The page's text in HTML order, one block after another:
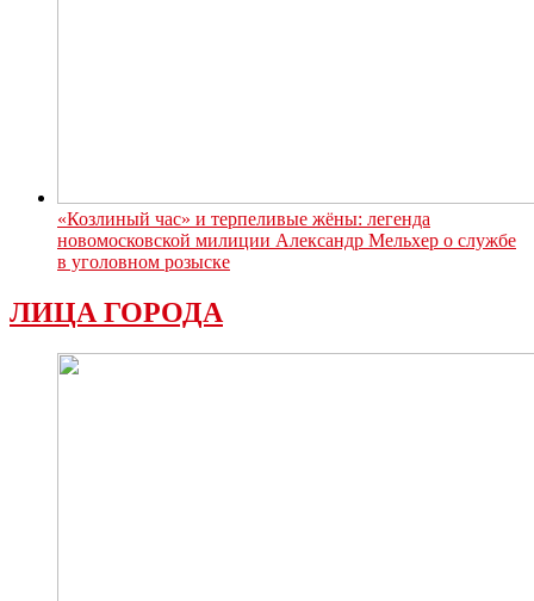
«Козлиный час» и терпеливые жёны: легенда
новомосковской милиции Александр Мельхер о службе
в уголовном розыске
ЛИЦА ГОРОДА